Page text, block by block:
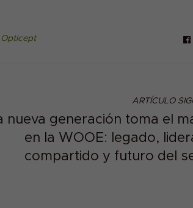
Opticept
ARTÍCULO
nueva generación toma el
en la WOOE: legado,
compartido y futuro del